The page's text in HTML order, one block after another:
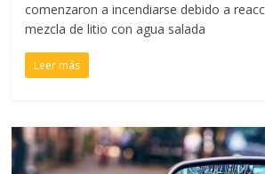
comenzaron a incendiarse debido a
mezcla de litio con agua salada
Leer más